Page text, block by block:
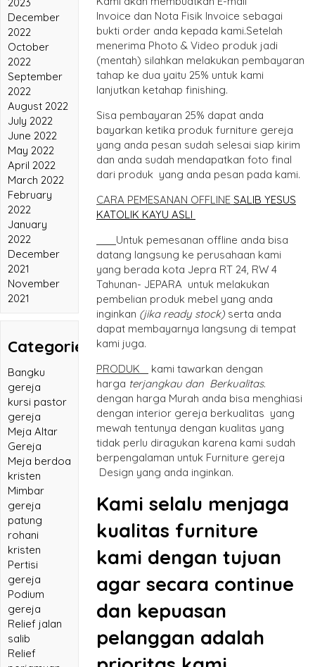
Invoice dan Nota Fisik Invoice sebagai
bukti order anda kepada kami.Setelah
menerima Photo & Video produk jadi
(mentah) silahkan melakukan pembayaran
tahap ke dua yaitu 25% untuk kami
lanjutkan ketahap finishing.
Sisa pembayaran 25% dapat anda
bayarkan ketika produk furniture gereja
yang anda pesan sudah selesai siap kirim
dan anda sudah mendapatkan foto final
dari produk yang anda pesan pada kami.
CARA PEMESANAN OFFLINE SALIB YESUS
KATOLIK KAYU ASLI
Untuk pemesanan offline anda bisa
datang langsung ke perusahaan kami
yang berada kota Jepra RT 24, RW 4
Tahunan- JEPARA untuk melakukan
pembelian produk mebel yang anda
inginkan (jika ready stock) serta anda
dapat membayarnya langsung di tempat
kami juga.
PRODUK
kami tawarkan dengan
harga terjangkau dan Berkualitas.
dengan harga Murah anda bisa menghiasi
dengan interior gereja berkualitas yang
mewah tentunya dengan kualitas yang
tidak perlu diragukan karena kami sudah
berpengalaman untuk Furniture gereja
Design yang anda inginkan.
Kami selalu menjaga
kualitas furniture
kami dengan tujuan
agar secara continue
dan kepuasan
pelanggan adalah
December
2022
October
2022
September
2022
August 2022
July 2022
June 2022
May 2022
April 2022
March 2022
February
2022
January
2022
December
2021
November
2021
Categories
Bangku
gereja
kursi pastor
gereja
Meja Altar
Gereja
Meja berdoa
kristen
Mimbar
gereja
patung
rohani
kristen
Pertisi
gereja
Podium
gereja
Relief jalan
salib
Relief